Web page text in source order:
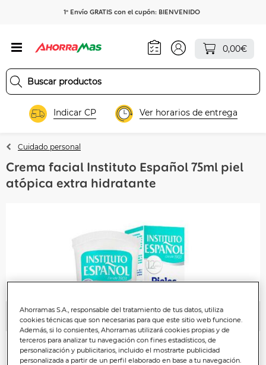
1º Envío GRATIS con el cupón: BIENVENIDO
0,00€
Indicar CP Ver horarios de entrega
Cuidado personal
Crema facial Instituto Español 75ml piel
atópica extra hidratante
Anterior
Ahorramas S.A., responsable del tratamiento de tus datos, utiliza
cookies técnicas que son necesarias para que este sitio web funcione.
Además, si lo consientes, Ahorramas utilizará cookies propias y de
terceros para analizar tu navegación con fines estadísticos, de
personalización y publicitarios, incluido el mostrarte publicidad
personalizada a partir de un perfil elaborado en base a tu navegación.